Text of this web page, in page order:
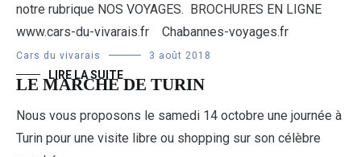
notre rubrique NOS VOYAGES. BROCHURES EN LIGNE
www.cars-du-vivarais.fr Chabannes-voyages.fr
LIRE LA SUITE
Cars du vivarais 3 août 2018
LE MARCHE DE TURIN
Nous vous proposons le samedi 14 octobre une journée à
Turin pour une visite libre ou shopping sur son célèbre